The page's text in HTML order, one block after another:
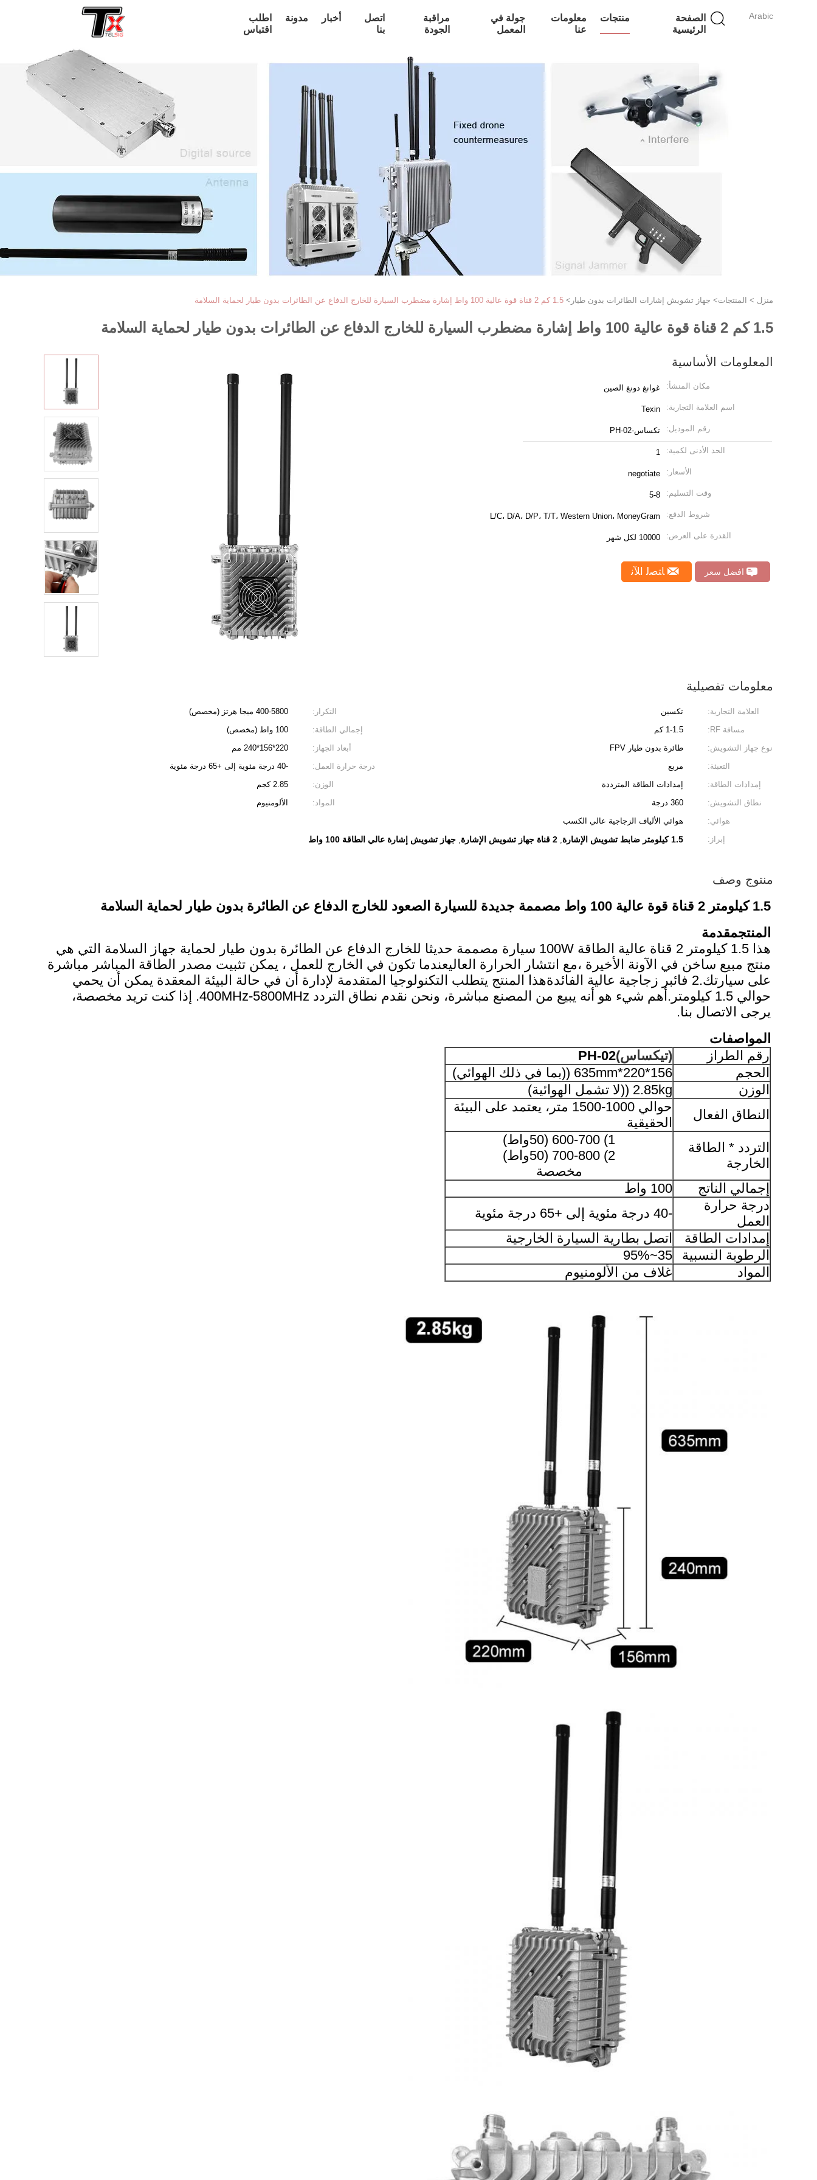
Arabic
الصفحة
الرئيسية
منتجات
معلومات
عنا
جولة في
المعمل
مراقبة
الجودة
اتصل
بنا
أخبار مدونة
اطلب
اقتباس
منزل > المنتجات> جهاز تشويش إشارات الطائرات بدون طيار > 1.5 كم 2 قناة قوة عالية 100 واط إشارة مضطرب السيارة للخارج الدفاع عن الطائرات بدون طيار لحماية السلامة
1.5 كم 2 قناة قوة عالية 100 واط إشارة مضطرب السيارة للخارج الدفاع عن الطائرات بدون طيار لحماية السلامة
المعلومات الأساسية
مكان المنشأ: غوانغ دونغ الصين
اسم العلامة التجارية: Texin
رقم الموديل: تكساس-PH-02
الحد الأدنى لكمية: 1
الأسعار: negotiate
وقت التسليم: 5-8
شروط الدفع: L/C، D/A، D/P، T/T، Western Union، MoneyGram
القدرة على العرض: 10000 لكل شهر
افضل سعر ﺎﺘﺼﻟ ﺍﻶﻧ
معلومات تفصيلية
العلامة التجارية: تكسين التكرار:
400-5800 ميجا هرتز (مخصص)
مسافة RF:
1-1.5 كم إجمالي الطاقة:
100 واط (مخصص)
نوع جهاز التشويش:
طائرة بدون طيار FPV أبعاد الجهاز:
220*156*240 مم
التعبئة:
مربع درجة حرارة العمل:
-40 درجة مئوية إلى +65 درجة مئوية
إمدادات الطاقة:
إمدادات الطاقة المترددة الوزن:
2.85 كجم
نطاق التشويش:
360 درجة المواد:
الألومنيوم
هوائي:
هوائي الألياف الزجاجية عالي الكسب
إبراز:
1.5 كيلومتر ضابط تشويش الإشارة , 2 قناة جهاز تشويش الإشارة , جهاز تشويش إشارة عالي الطاقة 100 واط
منتوج وصف
1.5 كيلومتر 2 قناة قوة عالية 100 واط مصممة جديدة للسيارة الصعود للخارج الدفاع عن الطائرة بدون طيار لحماية السلامة
المنتجمقدمة
هذا 1.5 كيلومتر 2 قناة عالية الطاقة 100W سيارة مصممة حديثا للخارج الدفاع عن الطائرة بدون طيار لحماية جهاز السلامة التي هي
منتج مبيع ساخن في الآونة الأخيرة ،مع انتشار الحرارة العاليعندما تكون في الخارج للعمل ، يمكن تثبيت مصدر الطاقة المباشر مباشرة
على سيارتك.2 فائبر زجاجية عالية الفائدةهذا المنتج يتطلب التكنولوجيا المتقدمة لإدارة أن في حالة البيئة المعقدة يمكن أن يحمي
حوالي 1.5 كيلومتر.أهم شيء هو أنه يبيع من المصنع مباشرة، ونحن نقدم نطاق التردد 400MHz-5800MHz. إذا كنت تريد مخصصة،
يرجى الاتصال بنا.
المواصفات
رقم الطراز
(تيكساس)PH-02
الحجم
156*220*635mm ((بما في ذلك الهوائي)
الوزن
2.85kg ((لا تشمل الهوائية)
النطاق الفعال
حوالي 1000-1500 متر، يعتمد على البيئة
الحقيقية
التردد * الطاقة
الخارجة
1) 600-700 (50واط)
2) 700-800 (50واط)
مخصصة
إجمالي الناتج
100 واط
درجة حرارة
العمل
-40 درجة مئوية إلى +65 درجة مئوية
إمدادات الطاقة
اتصل بطارية السيارة الخارجية
الرطوبة النسبية
35~95%
المواد
غلاف من الألومنيوم